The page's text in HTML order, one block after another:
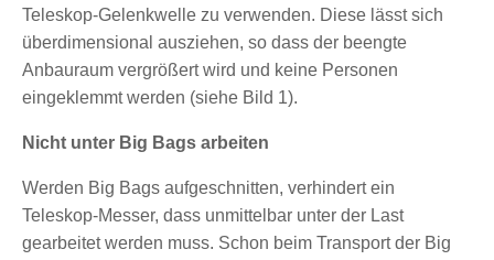
Teleskop-Gelenkwelle zu verwenden. Diese lässt sich
überdimensional ausziehen, so dass der beengte
Anbauraum vergrößert wird und keine Personen
eingeklemmt werden (siehe Bild 1).
Nicht unter Big Bags arbeiten
Werden Big Bags aufgeschnitten, verhindert ein
Teleskop-Messer, dass unmittelbar unter der Last
gearbeitet werden muss. Schon beim Transport der Big